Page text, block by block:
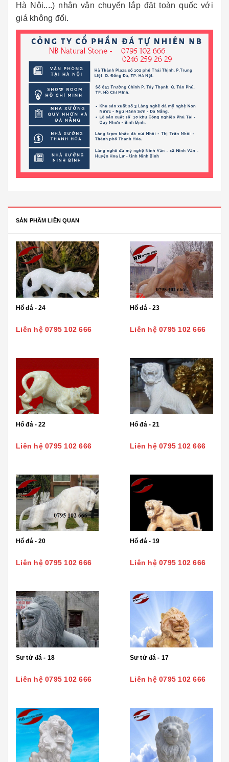
Hà Nội....) nhận vận chuyển lắp đặt toàn quốc với
giá không đổi.
SẢN PHẨM LIÊN QUAN
Hổ đá - 24
Liên hệ 0795 102 666
Hổ đá - 23
Liên hệ 0795 102 666
Hổ đá - 22
Liên hệ 0795 102 666
Hổ đá - 21
Liên hệ 0795 102 666
Hổ đá - 20
Liên hệ 0795 102 666
Hổ đá - 19
Liên hệ 0795 102 666
Sư tử đá - 18
Liên hệ 0795 102 666
Sư tử đá - 17
Liên hệ 0795 102 666